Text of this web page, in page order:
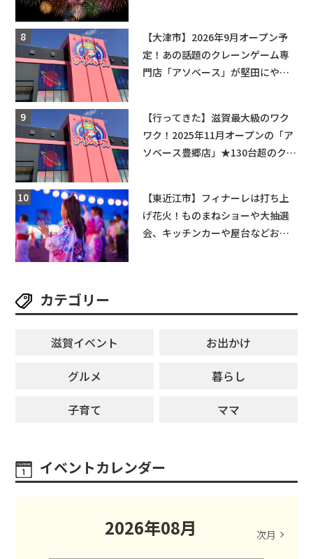
【大津市】2026年9月オープン予
定！あの話題のクレーンゲーム専
門店「アソベース」が堅田にやっ
【行ってきた】滋賀最大級のワク
ワク！2025年11月オープンの「ア
ソベース豊郷店」★130台超のクレ
【東近江市】フィナーレは打ち上
げ花火！ものまねショーや大抽選
会、キッチンカーや屋台などお楽
カテゴリー
滋賀イベント
お出かけ
グルメ
暮らし
子育て
ママ
イベントカレンダー
2026年08月 次月